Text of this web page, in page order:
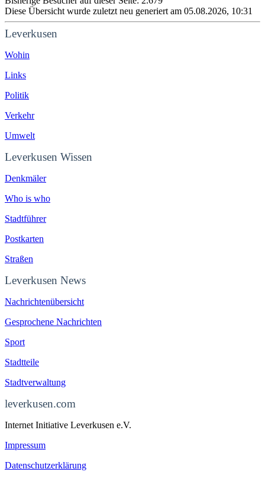
Diese Übersicht wurde zuletzt neu generiert am 05.08.2026, 10:31
Leverkusen
Wohin
Links
Politik
Verkehr
Umwelt
Leverkusen Wissen
Denkmäler
Who is who
Stadtführer
Postkarten
Straßen
Leverkusen News
Nachrichtenübersicht
Gesprochene Nachrichten
Sport
Stadtteile
Stadtverwaltung
leverkusen.com
Internet Initiative Leverkusen e.V.
Impressum
Datenschutzerklärung